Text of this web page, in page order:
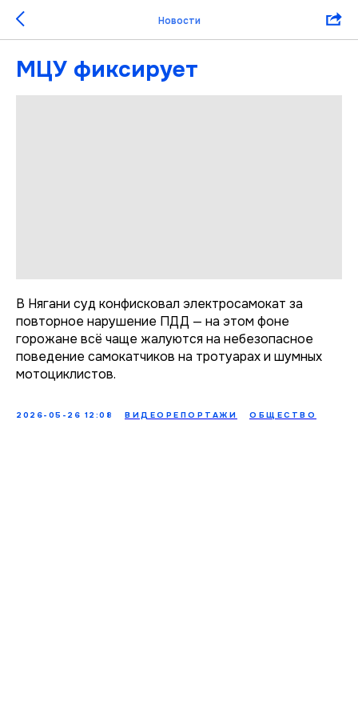
Новости
МЦУ фиксирует
В Нягани суд конфисковал электросамокат за
повторное нарушение ПДД — на этом фоне
горожане всё чаще жалуются на небезопасное
поведение самокатчиков на тротуарах и шумных
мотоциклистов.
2026-05-26 12:08 ВИДЕОРЕПОРТАЖИ ОБЩЕСТВО